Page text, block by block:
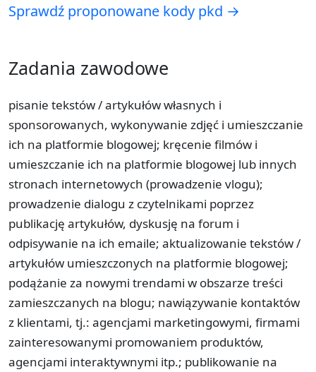
Sprawdź proponowane kody pkd →
Zadania zawodowe
pisanie tekstów / artykułów własnych i
sponsorowanych, wykonywanie zdjęć i umieszczanie
ich na platformie blogowej; kręcenie filmów i
umieszczanie ich na platformie blogowej lub innych
stronach internetowych (prowadzenie vlogu);
prowadzenie dialogu z czytelnikami poprzez
publikację artykułów, dyskusję na forum i
odpisywanie na ich emaile; aktualizowanie tekstów /
artykułów umieszczonych na platformie blogowej;
podążanie za nowymi trendami w obszarze treści
zamieszczanych na blogu; nawiązywanie kontaktów
z klientami, tj.: agencjami marketingowymi, firmami
zainteresowanymi promowaniem produktów,
agencjami interaktywnymi itp.; publikowanie na